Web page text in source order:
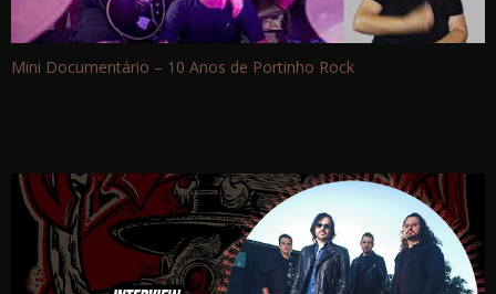
Mini Documentário – 10 Anos de Portinho Rock